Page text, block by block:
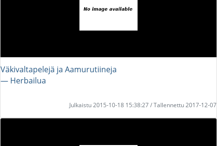
Väkivaltapelejä ja Aamurutiineja
― Herbailua
Julkaistu 2015-10-18 15:38:27 / Tallennettu 2017-12-07